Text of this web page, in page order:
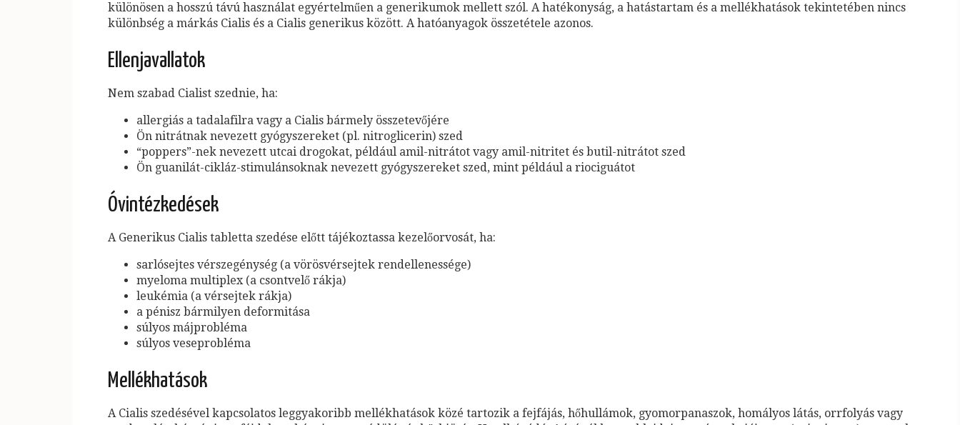
különösen a hosszú távú használat egyértelműen a generikumok mellett szól. A hatékonyság, a hatástartam és a mellékhatások tekintetében nincs
különbség a márkás Cialis és a Cialis generikus között. A hatóanyagok összetétele azonos.
Ellenjavallatok
Nem szabad Cialist szednie, ha:
allergiás a tadalafilra vagy a Cialis bármely összetevőjére
Ön nitrátnak nevezett gyógyszereket (pl. nitroglicerin) szed
“poppers”-nek nevezett utcai drogokat, például amil-nitrátot vagy amil-nitritet és butil-nitrátot szed
Ön guanilát-cikláz-stimulánsoknak nevezett gyógyszereket szed, mint például a riociguátot
Óvintézkedések
A Generikus Cialis tabletta szedése előtt tájékoztassa kezelőorvosát, ha:
sarlósejtes vérszegénység (a vörösvérsejtek rendellenessége)
myeloma multiplex (a csontvelő rákja)
leukémia (a vérsejtek rákja)
a pénisz bármilyen deformitása
súlyos májprobléma
súlyos veseprobléma
Mellékhatások
A Cialis szedésével kapcsolatos leggyakoribb mellékhatások közé tartozik a fejfájás, hőhullámok, gyomorpanaszok, homályos látás, orrfolyás vagy